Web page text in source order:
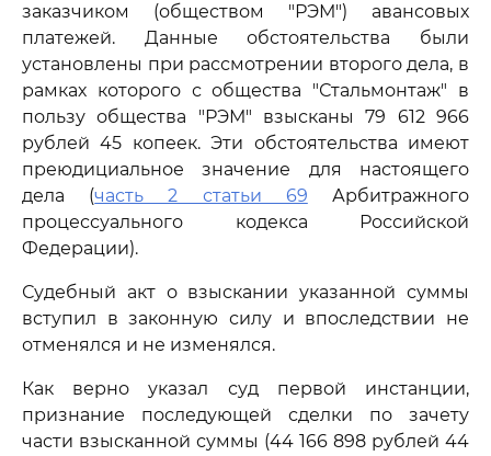
заказчиком (обществом "РЭМ") авансовых
платежей. Данные обстоятельства были
установлены при рассмотрении второго дела, в
рамках которого с общества "Стальмонтаж" в
пользу общества "РЭМ" взысканы 79 612 966
рублей 45 копеек. Эти обстоятельства имеют
преюдициальное значение для настоящего
дела (часть 2 статьи 69 Арбитражного
процессуального кодекса Российской
Федерации).
Судебный акт о взыскании указанной суммы
вступил в законную силу и впоследствии не
отменялся и не изменялся.
Как верно указал суд первой инстанции,
признание последующей сделки по зачету
части взысканной суммы (44 166 898 рублей 44